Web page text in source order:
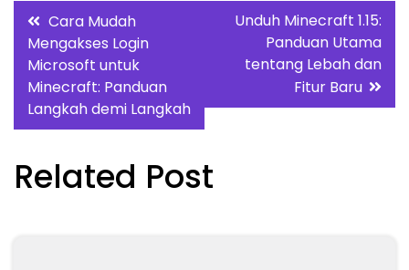
Post
navigation
Cara Mudah
Mengakses Login
Microsoft untuk
Minecraft: Panduan
Langkah demi Langkah
Unduh Minecraft 1.15:
Panduan Utama
tentang Lebah dan
Fitur Baru
Related Post